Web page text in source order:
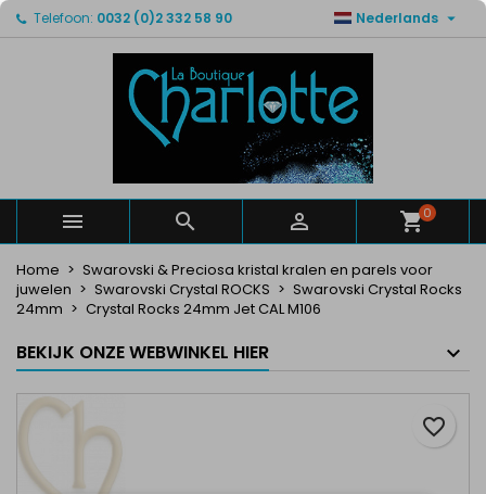
Telefoon: 0032 (0)2 332 58 90 Nederlands 
   0
Home
Swarovski & Preciosa kristal kralen en parels voor
juwelen
Swarovski Crystal ROCKS
Swarovski Crystal Rocks
24mm
Crystal Rocks 24mm Jet CAL M106
BEKIJK ONZE WEBWINKEL HIER
favorite_border
Mijn verlanglijsten ×
Maak een lijst
Maak een verlanglijst ×
Verlanglijst naam
Annuleren Maak een verlanglijst
Inloggen ×
U moet ingelogd zijn om producten in uw verlanglijst
Annuleren Inloggen